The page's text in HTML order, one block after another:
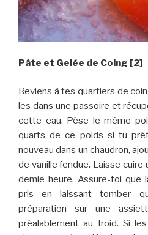
Pâte et Gelée de Coing [2]
Reviens à tes quartiers de
les dans une passoire et
cette eau. Pèse le même
quarts de ce poids si tu
nouveau dans un chaudron,
de vanille fendue. Laisse cuire
demie heure. Assure-toi
pris en laissant tomber
préparation sur une
préalablement au froid. Si